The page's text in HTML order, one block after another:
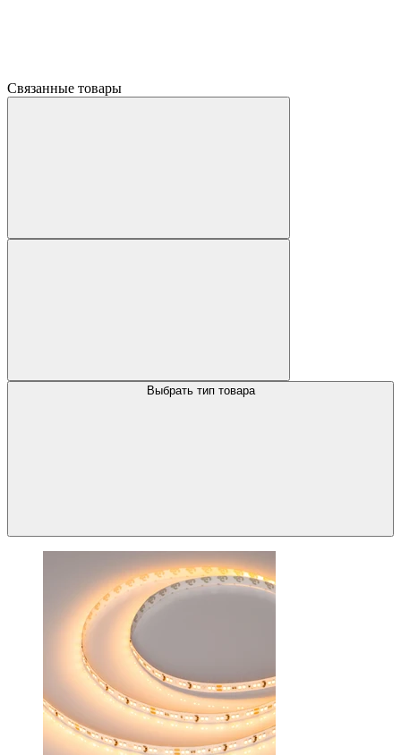
Связанные товары
Выбрать тип товара